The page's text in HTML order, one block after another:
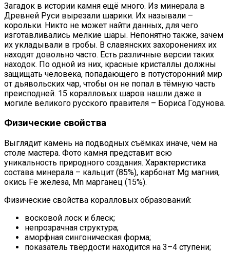
Загадок в истории камня ещё много. Из минерала в
Древней Руси вырезали шарики. Их называли –
корольки. Никто не может найти данных, для чего
изготавливались мелкие шары. Непонятно также, зачем
их укладывали в гробы. В славянских захоронениях их
находят довольно часто. Есть различные версии таких
находок. По одной из них, красные кристаллы должны
защищать человека, попадающего в потусторонний мир
от дьявольских чар, чтобы он не попал в тёмную часть
преисподней. 15 коралловых шаров нашли даже в
могиле великого русского правителя – Бориса Годунова.
Физические свойства
Выглядит камень на подводных съёмках иначе, чем на
столе мастера. Фото камня представит всю
уникальность природного создания. Характеристика
состава минерала – кальцит (85%), карбонат Mg магния,
окись Fe железа, Mn марганец (15%).
Физические свойства коралловых образований:
восковой лоск и блеск;
непрозрачная структура;
аморфная сингоническая форма;
показатель твёрдости находится на 3–4 ступени;